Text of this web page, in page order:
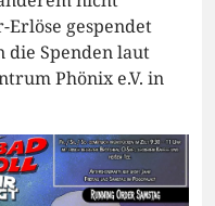
Erlöse gespendet
die Spenden laut
Phönix e.V. in